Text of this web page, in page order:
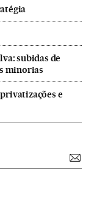
subidas de
minorias
e